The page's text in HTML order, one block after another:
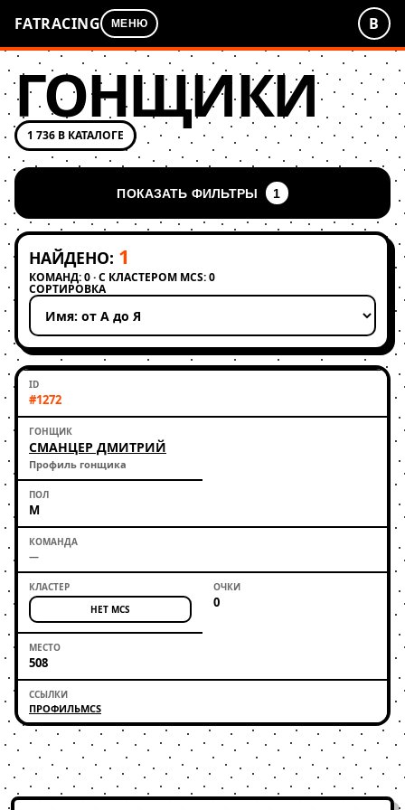
FATRACING МЕНЮ В
ГОНЩИКИ
1 736 В КАТАЛОГЕ
ПОКАЗАТЬ ФИЛЬТРЫ 1
НАЙДЕНО: 1
КОМАНД: 0 · С КЛАСТЕРОМ MCS: 0
СОРТИРОВКА
Применить сортировку
#1272
СМАНЦЕР ДМИТРИЙ
Профиль гонщика
М
—
НЕТ MCS 0
508
ПРОФИЛЬMCS